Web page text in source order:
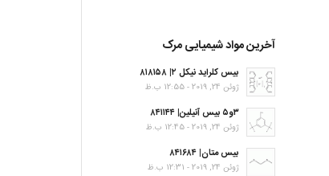
آخرین مواد شیمیایی مرک
بیس کلراید نیکل ۲| ۸۱۸۱۵۸
ژوئن 24, 2019 - 12:55 ب.ظ
۳و۵ بیس آنیلین| ۸۴۱۱۴۴
ژوئن 24, 2019 - 12:45 ب.ظ
بیس متان| ۸۴۱۶۸۴
ژوئن 24, 2019 - 12:31 ب.ظ